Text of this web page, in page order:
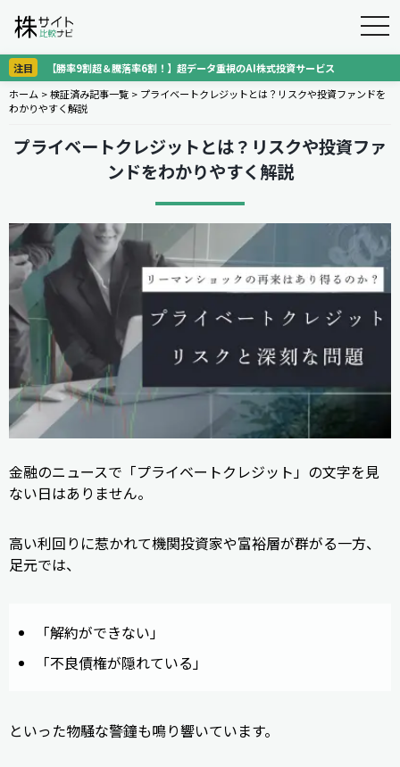
注目
【勝率9割超＆騰落率6割！】超データ重視のAI株式投資サービス
ホーム >検証済み記事一覧 > プライベートクレジットとは？リスクや投資ファンドを
わかりやすく解説
プライベートクレジットとは？リスクや投資ファ
ンドをわかりやすく解説
金融のニュースで「プライベートクレジット」の文字を見
ない日はありません。
高い利回りに惹かれて機関投資家や富裕層が群がる一方、
足元では、
「解約ができない」
「不良債権が隠れている」
といった物騒な警鐘も鳴り響いています。